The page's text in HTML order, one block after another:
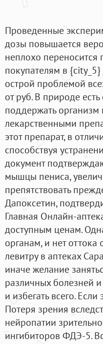
Проведенные
дозы повышается
неплохо
покупателям в
острой проблемой
от руб. В природе
поддержать организм
лекарственными
этот препарат, в
способствуя
документ
мышцы пениса,
препятствовать
Дапоксетин,
Главная Онлайн-
доступным ценам.
органам, и нет
левитру в аптеках
иначе желание
различных болезней
и избегать всего.
Потеря зрения
нейропатии
ингибиторов ФДЭ-5.